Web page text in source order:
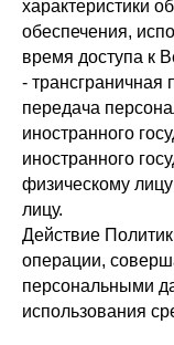
характеристики
обеспечения,
время доступа к
-
передача
иностранного
иностранного
физическому
лицу.
Действие
операции,
персональными
использования